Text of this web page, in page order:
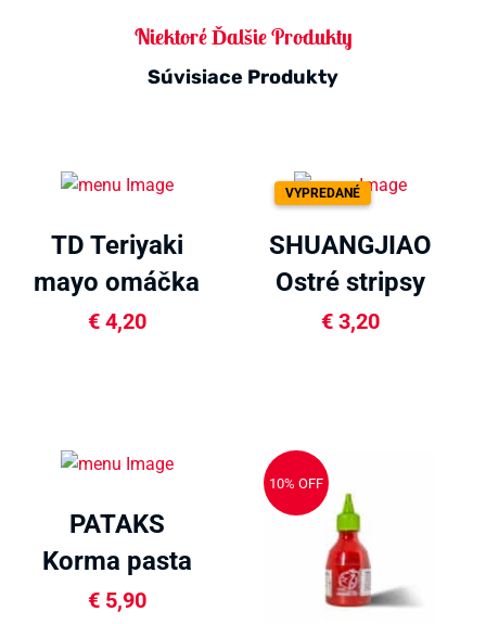
Niektoré Ďalšie Produkty
Súvisiace Produkty
TD Teriyaki
mayo omáčka
200ml
€4,20
VYPREDANÉ
SHUANGJIAO
Ostré stripsy
(latiao) 208g
€3,20
PATAKS
Korma pasta
290g
€5,90
10% OFF